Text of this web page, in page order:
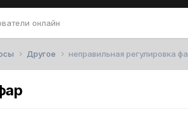
онлайн
Другое неправильная регулировка